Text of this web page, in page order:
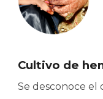
Cultivo de
Se desconoce el